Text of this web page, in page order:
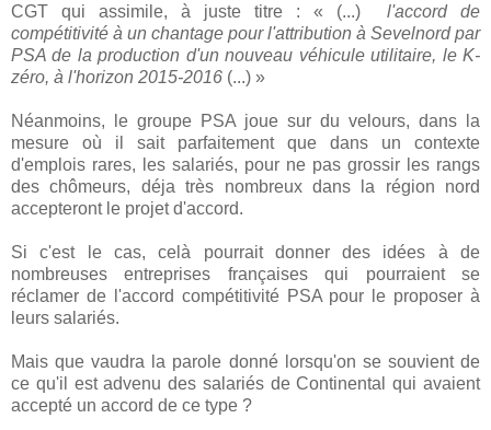
CGT qui assimile, à juste titre : « (...) l'accord de
compétitivité à un chantage pour l'attribution à Sevelnord par
PSA de la production d'un nouveau véhicule utilitaire, le K-
zéro, à l'horizon 2015-2016 (...) »
Néanmoins, le groupe PSA joue sur du velours, dans la
mesure où il sait parfaitement que dans un contexte
d'emplois rares, les salariés, pour ne pas grossir les rangs
des chômeurs, déja très nombreux dans la région nord
accepteront le projet d'accord.
Si c'est le cas, celà pourrait donner des idées à de
nombreuses entreprises françaises qui pourraient se
réclamer de l'accord compétitivité PSA pour le proposer à
leurs salariés.
Mais que vaudra la parole donné lorsqu'on se souvient de
ce qu'il est advenu des salariés de Continental qui avaient
accepté un accord de ce type ?